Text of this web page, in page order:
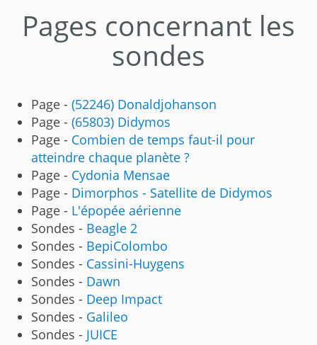
Pages concernant les
sondes
Page - (52246) Donaldjohanson
Page - (65803) Didymos
Page - Combien de temps faut-il pour
atteindre chaque planète ?
Page - Cydonia Mensae
Page - Dimorphos - Satellite de Didymos
Page - L'épopée aérienne
Sondes - Beagle 2
Sondes - BepiColombo
Sondes - Cassini-Huygens
Sondes - Dawn
Sondes - Deep Impact
Sondes - Galileo
Sondes - JUICE